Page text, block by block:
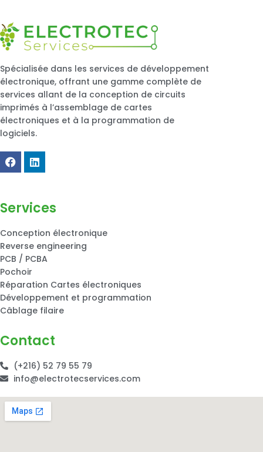
Spécialisée dans les services de développement
électronique, offrant une gamme complète de
services allant de la conception de circuits
imprimés à l’assemblage de cartes
électroniques et à la programmation de
logiciels.
Services
Conception électronique
Reverse engineering
PCB / PCBA
Pochoir
Réparation Cartes électroniques
Développement et programmation
Câblage filaire
Contact
(+216) 52 79 55 79
info@electrotecservices.com